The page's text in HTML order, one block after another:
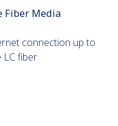
Fiber Media
connection up to
LC fiber